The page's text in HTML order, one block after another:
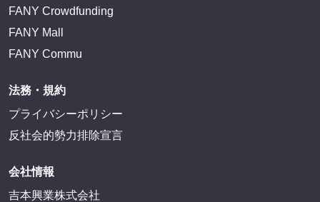
FANY Crowdfunding
FANY Mall
FANY Commu
法務・規約
プライバシーポリシー
反社会的勢力排除宣言
会社情報
吉本興業株式会社